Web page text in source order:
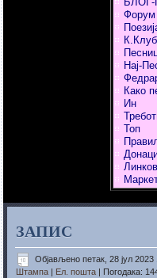
Форум
Нај-
Како
Ин
Топ
ЗАПИС
Објављено петак, 28 јул 2023
Штампа
Ел. пошта | Погодака: